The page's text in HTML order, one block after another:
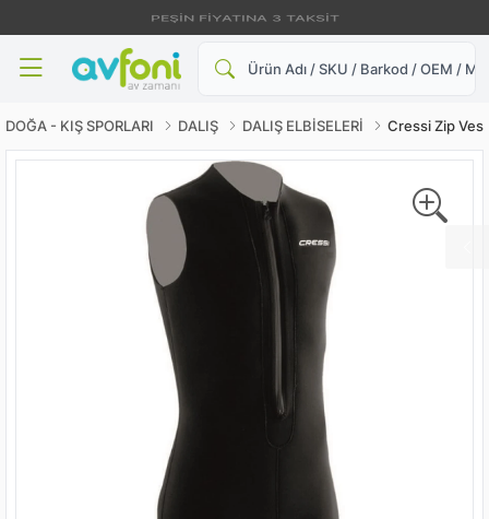
PEŞİN FİYATINA 3 TAKSİT
DOĞA - KIŞ SPORLARI DALIŞ DALIŞ ELBİSELERİ Cressi Zip